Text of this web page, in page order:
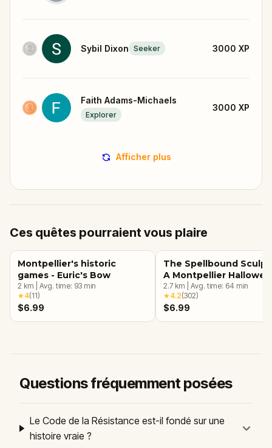
Sybil Dixon Seeker 3000 XP
Faith Adams-Michaels
Explorer
3000 XP
Afficher plus
Ces quêtes pourraient vous plaire
Montpellier's historic
games - Euric's Bow
2 km Avg. time: 93 min
★4(11)
$6.99
The Spellbound
A Montpellier
Quest
2.7 km Avg. time: 64 min
★4.2(302)
$6.99
Questions fréquemment posées
Le Code de la Résistance est-il fondé sur une
histoire vraie ?